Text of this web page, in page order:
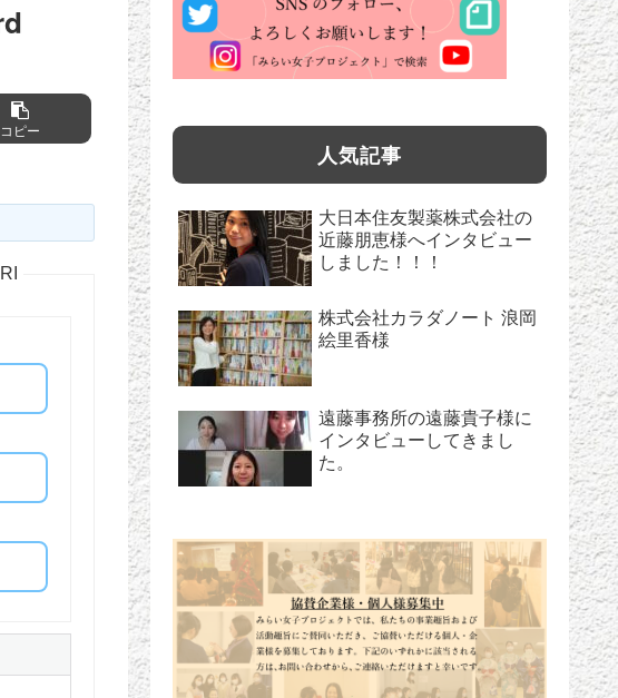
コピー
人気記事
大日本住友製薬株式会社の
近藤朋恵様へインタビュー
しました！！！
株式会社カラダノート 浪岡
絵里香様
遠藤事務所の遠藤貴子様に
インタビューしてきまし
た。